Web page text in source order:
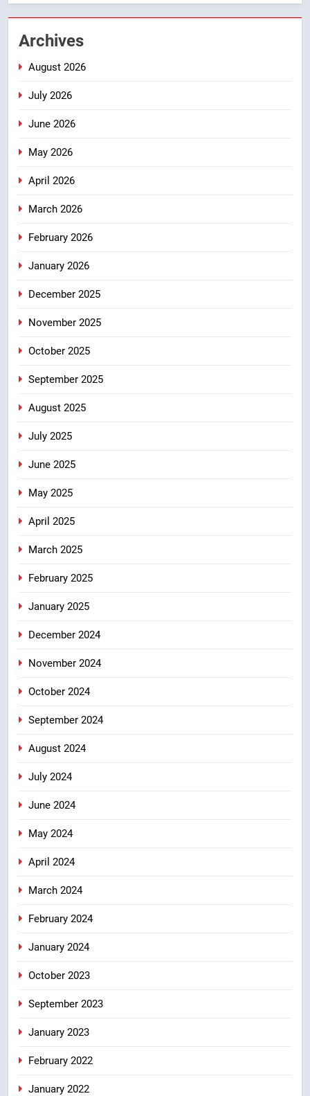
7
8
Archives
August 2026
July 2026
June 2026
May 2026
April 2026
March 2026
February 2026
January 2026
December 2025
November 2025
October 2025
September 2025
August 2025
July 2025
June 2025
May 2025
April 2025
March 2025
February 2025
January 2025
December 2024
November 2024
October 2024
September 2024
August 2024
July 2024
June 2024
May 2024
April 2024
March 2024
February 2024
January 2024
October 2023
September 2023
January 2023
February 2022
January 2022